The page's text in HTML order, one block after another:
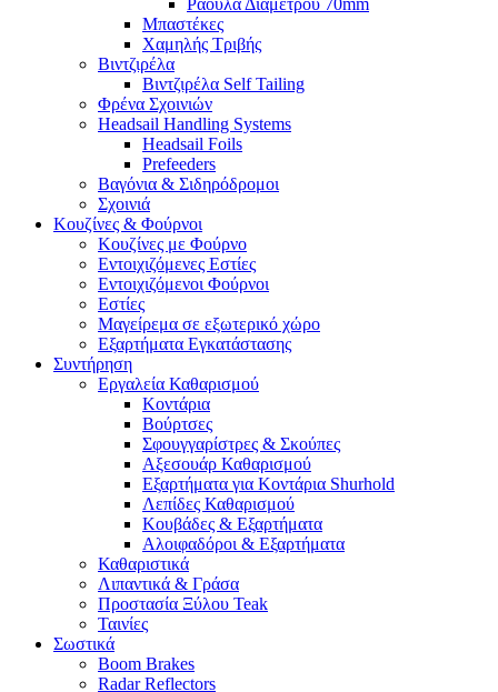
Ράουλα Διαμέτρου 70mm
Μπαστέκες
Χαμηλής Τριβής
Βιντζιρέλα
Βιντζιρέλα Self Tailing
Φρένα Σχοινιών
Headsail Handling Systems
Headsail Foils
Prefeeders
Βαγόνια & Σιδηρόδρομοι
Σχοινιά
Κουζίνες & Φούρνοι
Κουζίνες με Φούρνο
Εντοιχιζόμενες Εστίες
Εντοιχιζόμενοι Φούρνοι
Εστίες
Μαγείρεμα σε εξωτερικό χώρο
Εξαρτήματα Εγκατάστασης
Συντήρηση
Εργαλεία Καθαρισμού
Κοντάρια
Βούρτσες
Σφουγγαρίστρες & Σκούπες
Αξεσουάρ Καθαρισμού
Εξαρτήματα για Κοντάρια Shurhold
Λεπίδες Καθαρισμού
Κουβάδες & Εξαρτήματα
Αλοιφαδόροι & Εξαρτήματα
Καθαριστικά
Λιπαντικά & Γράσα
Προστασία Ξύλου Teak
Ταινίες
Σωστικά
Boom Brakes
Radar Reflectors